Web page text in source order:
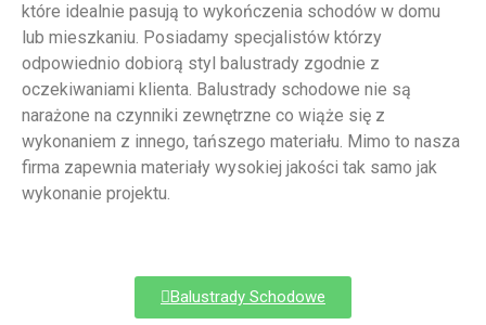
które idealnie pasują to wykończenia schodów w domu
lub mieszkaniu. Posiadamy specjalistów którzy
odpowiednio dobiorą styl balustrady zgodnie z
oczekiwaniami klienta. Balustrady schodowe nie są
narażone na czynniki zewnętrzne co wiąże się z
wykonaniem z innego, tańszego materiału. Mimo to nasza
firma zapewnia materiały wysokiej jakości tak samo jak
wykonanie projektu.
Balustrady Schodowe